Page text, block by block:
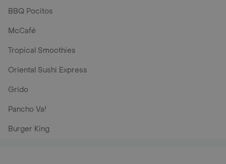
BBQ Pocitos
McCafé
Tropical Smoothies
Oriental Sushi Express
Grido
Pancho Va!
Burger King